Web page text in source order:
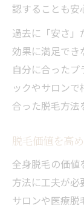
認することも安
過去に「安さ」
効果に満足でき
自分に合った
ックやサロン
合った脱毛方法
脱毛価値を高
全身脱毛の価値
方法に工夫が必
サロンや医療脱